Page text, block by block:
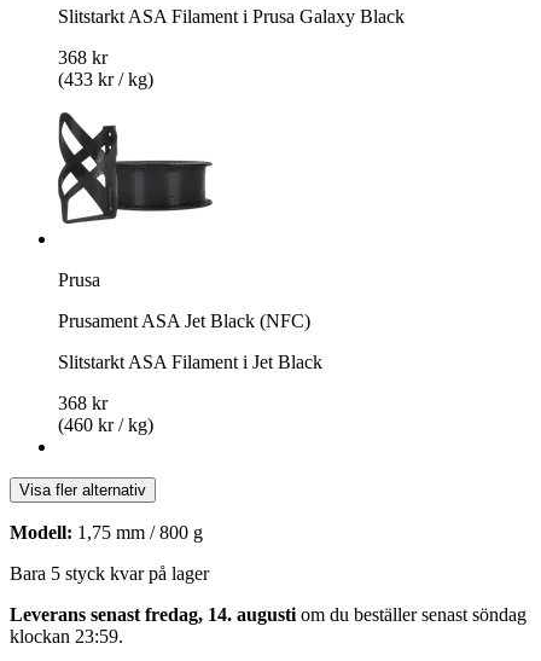
Slitstarkt ASA Filament i Prusa Galaxy Black
368 kr
(433 kr / kg)
Prusa
Prusament ASA Jet Black (NFC)
Slitstarkt ASA Filament i Jet Black
368 kr
(460 kr / kg)
Visa fler alternativ
Modell: 1,75 mm / 800 g
Bara 5 styck kvar på lager
Leverans senast fredag, 14. augusti om du beställer senast söndag
klockan 23:59.